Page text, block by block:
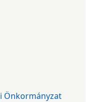
Önkormányzat